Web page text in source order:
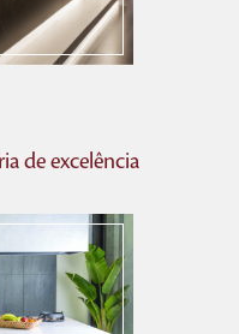
de excelência